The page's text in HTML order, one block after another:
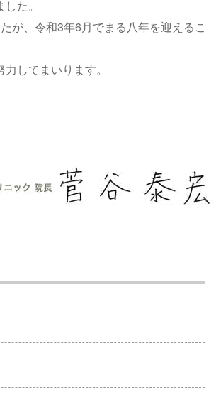
た。
が、令和3年6月でまる八年を迎えるこ
してまいります。